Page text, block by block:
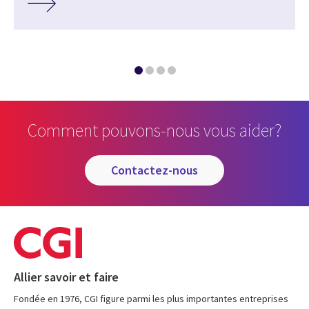
Comment pouvons-nous vous aider?
contactez-nous
Allier savoir et faire
Fondée en 1976, CGI figure parmi les plus importantes entreprises